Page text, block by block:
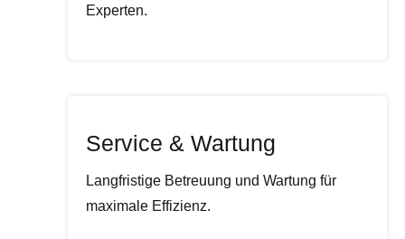
Experten.
Service & Wartung
Langfristige Betreuung und Wartung für
maximale Effizienz.